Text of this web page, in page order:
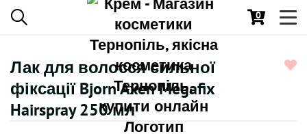
0
Лак для волосся сильної
фіксації Bjorn Axen Megafix
Hairspray 250 мл